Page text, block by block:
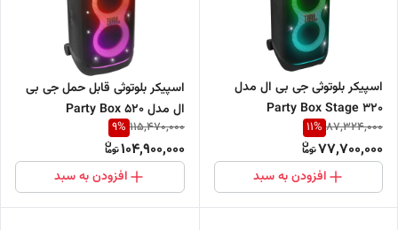
اسپیکر بلوتوثی جی بی ال مدل
Party Box Stage 320
87,324,000
11%
77,700,000
افزودن به سبد
اسپیکر بلوتوثی قابل حمل جی بی
ال مدل Party Box 520
115,470,000
9%
104,900,000
افزودن به سبد